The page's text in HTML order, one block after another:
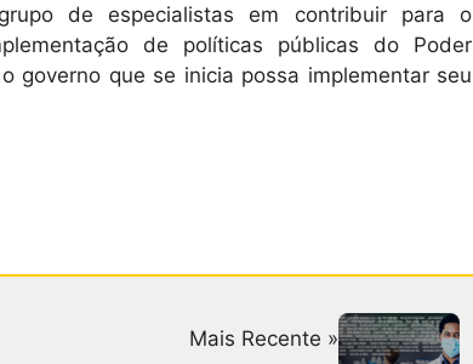
de especialistas em contribuir para o
de políticas públicas do Poder
governo que se inicia possa implementar seu
Mais Recente »